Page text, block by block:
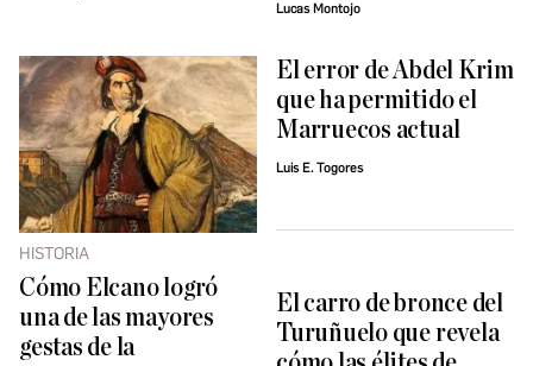
Lucas Montojo
HISTORIA
Cómo Elcano logró
una de las mayores
gestas de la
El error de Abdel Krim
que ha permitido el
Marruecos actual
Luis E. Togores
El carro de bronce del
Turuñuelo que revela